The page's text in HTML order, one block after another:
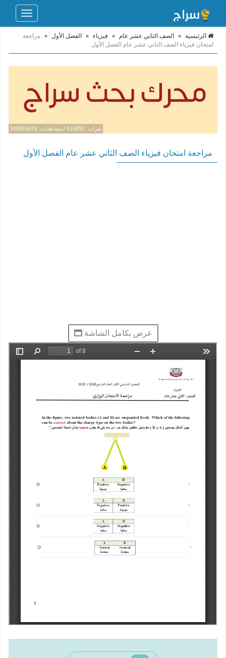
Toggle
الرئيسية » الصف الثاني عشر عام » فيزياء » الفصل الأول » مراجعة
امتحان فيزياء الصف الثاني عشر عام الفصل الأول
نقرات: 616891 / مشاهدات: 346851679
مراجعة امتحان فيزياء الصف الثاني عشر عام الفصل الأول
عرض بكامل الشاشة